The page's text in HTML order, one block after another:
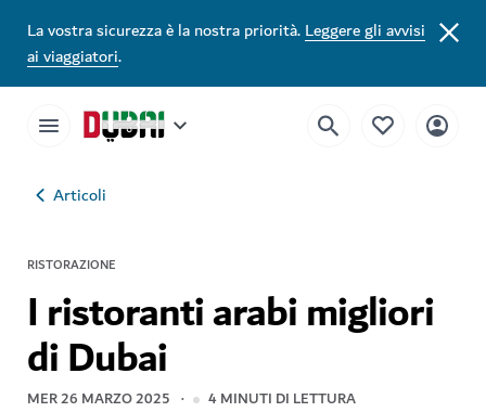
La vostra sicurezza è la nostra priorità.Leggere gli avvisi
ai viaggiatori.
Articoli
RISTORAZIONE
I ristoranti arabi migliori
di Dubai
MER 26 MARZO 2025 4MINUTI DI LETTURA